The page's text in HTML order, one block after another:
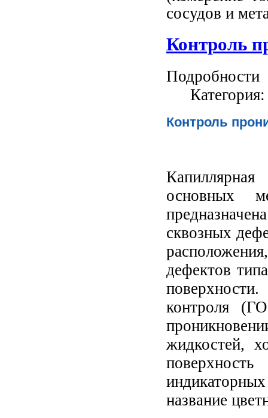
сосудов и
Контроль
Подробности
Контроль
основных
сквозных
дефектов
контроля
жидкостей,
название